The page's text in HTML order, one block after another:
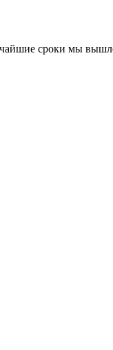
сроки мы